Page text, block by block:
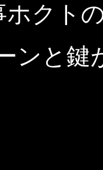
ホクト
ンと鍵